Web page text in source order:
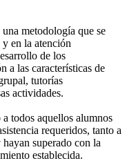
metodología que se
en la atención
de los
a las características de
tutorías
actividades.
todos aquellos alumnos
requeridos, tanto a
superado con la
establecida.